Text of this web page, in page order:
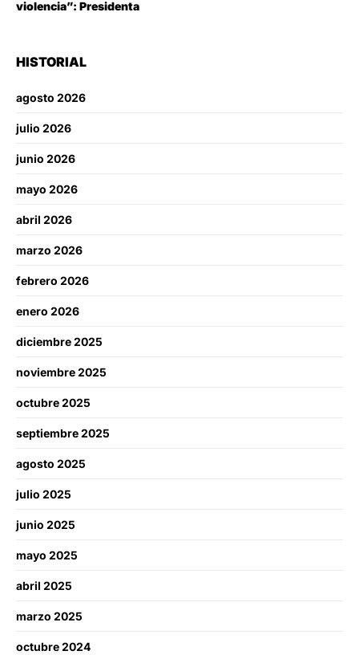
violencia”: Presidenta
HISTORIAL
agosto 2026
julio 2026
junio 2026
mayo 2026
abril 2026
marzo 2026
febrero 2026
enero 2026
diciembre 2025
noviembre 2025
octubre 2025
septiembre 2025
agosto 2025
julio 2025
junio 2025
mayo 2025
abril 2025
marzo 2025
octubre 2024